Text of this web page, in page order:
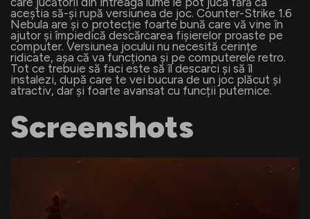
aceștia să-și rupă versiunea de joc. Counter-Strike 1.6
Nebula are și o protecție foarte bună care vă vine în
ajutor și împiedică descărcarea fișierelor proaste pe
computer. Versiunea jocului nu necesită cerințe
ridicate, așa că va funcționa și pe computerele retro.
Tot ce trebuie să faci este să îl descarci și să îl
instalezi, după care te vei bucura de un joc plăcut și
atractiv, dar și foarte avansat cu funcții puternice.
Screenshots